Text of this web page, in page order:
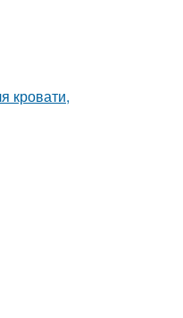
кровати,